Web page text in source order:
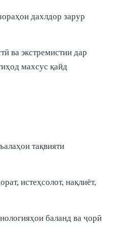
дахлдор зарур
ва экстремистии дар
махсус қайд
тақвияти
истеҳсолот, нақлиёт,
баланд ва ҷорӣ